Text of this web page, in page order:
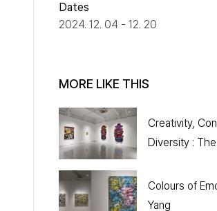
Dates
2024. 12. 04 - 12. 20
MORE LIKE THIS
Creativity,
Diversity :
Colours of
Yang